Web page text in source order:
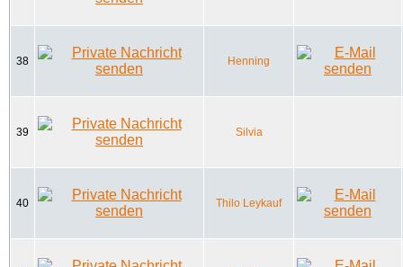
38 Henning
39 Silvia
40 Thilo Leykauf